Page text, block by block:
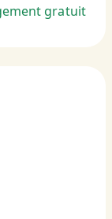
gratuit